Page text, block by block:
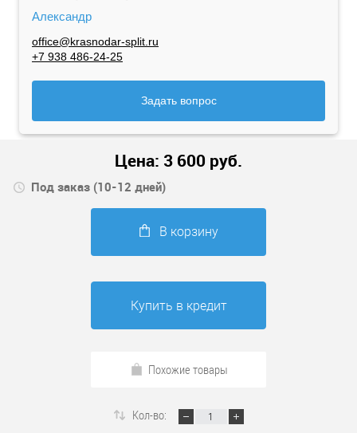
Александр
office@krasnodar-split.ru
+7 938 486-24-25
Задать вопрос
Цена: 3 600 руб.
Под заказ (10-12 дней)
В корзину
Купить в кредит
Похожие товары
Кол-во: